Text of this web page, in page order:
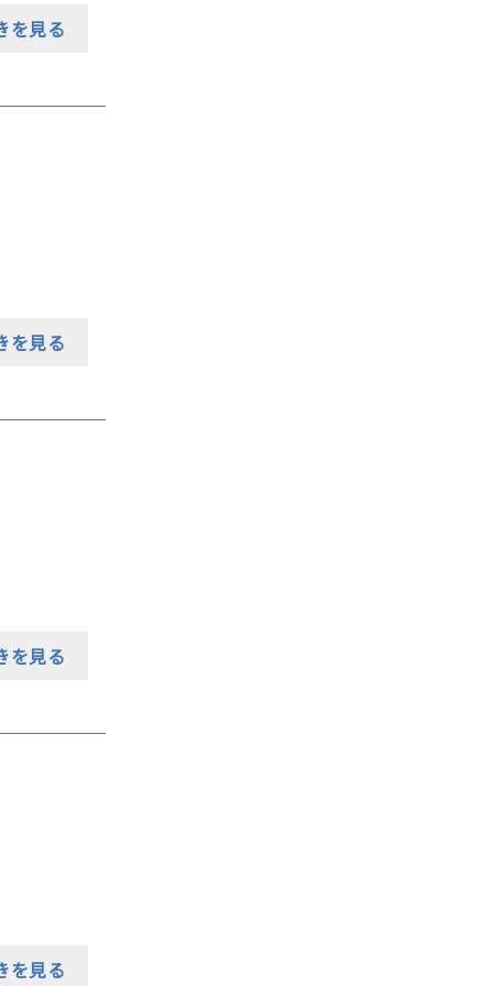
を見る
を見る
を見る
を見る